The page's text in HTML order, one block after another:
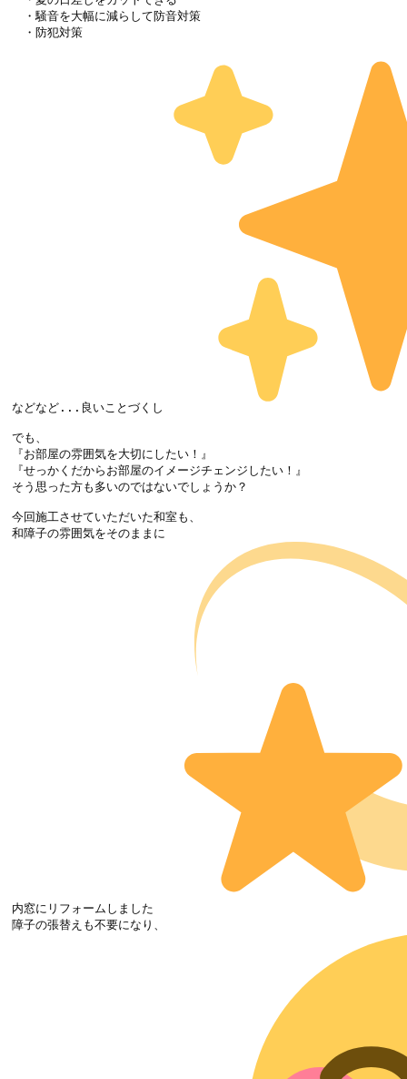
・騒音を大幅に減らして防音対策
・防犯対策
などなど...良いことづくし
でも、
『お部屋の雰囲気を大切にしたい！』
『せっかくだからお部屋のイメージチェンジしたい！』
そう思った方も多いのではないでしょうか？
今回施工させていただいた和室も、
和障子の雰囲気をそのままに
内窓にリフォームしました
障子の張替えも不要になり、